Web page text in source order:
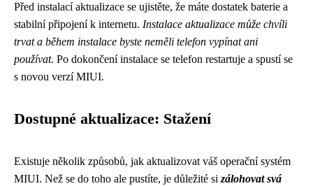
Před instalací aktualizace se ujistěte, že máte dostatek baterie a
stabilní připojení k internetu. Instalace aktualizace může chvíli
trvat a během instalace byste neměli telefon vypínat ani
používat. Po dokončení instalace se telefon restartuje a spustí se
s novou verzí MIUI.
Dostupné aktualizace: Stažení
Existuje několik způsobů, jak aktualizovat váš operační systém
MIUI. Než se do toho ale pustíte, je důležité si zálohovat svá